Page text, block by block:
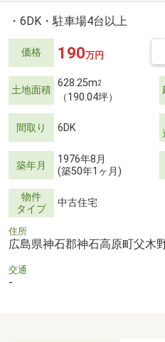
・6DK・駐車場4台以上
価格 190万円
土地面積
628.25m2
（190.04坪）
間取り 6DK
築年月
1976年8月
(築50年1ヶ月)
物件
タイプ
中古住宅
住所
広島県神石郡神石高原町父木
交通
-